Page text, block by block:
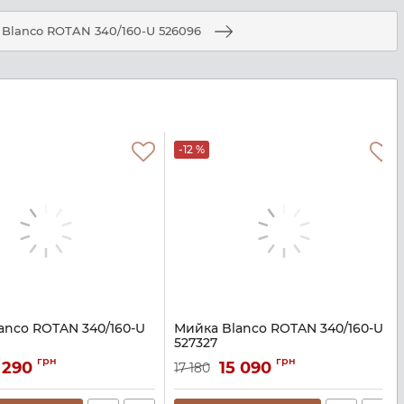
ROTAN 340/160-U 526096
ROTAN 340/160-U
290 грн
-12 %
Мийка Blanco ROTAN 340/160-U
527327
Артикул:A141078
17 180 15 090 грн